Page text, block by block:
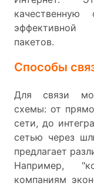
эффективной
пакетов.
Способы
Для связи
схемы: от
сети, до
сетью через
предлагает
Например,
компаниям